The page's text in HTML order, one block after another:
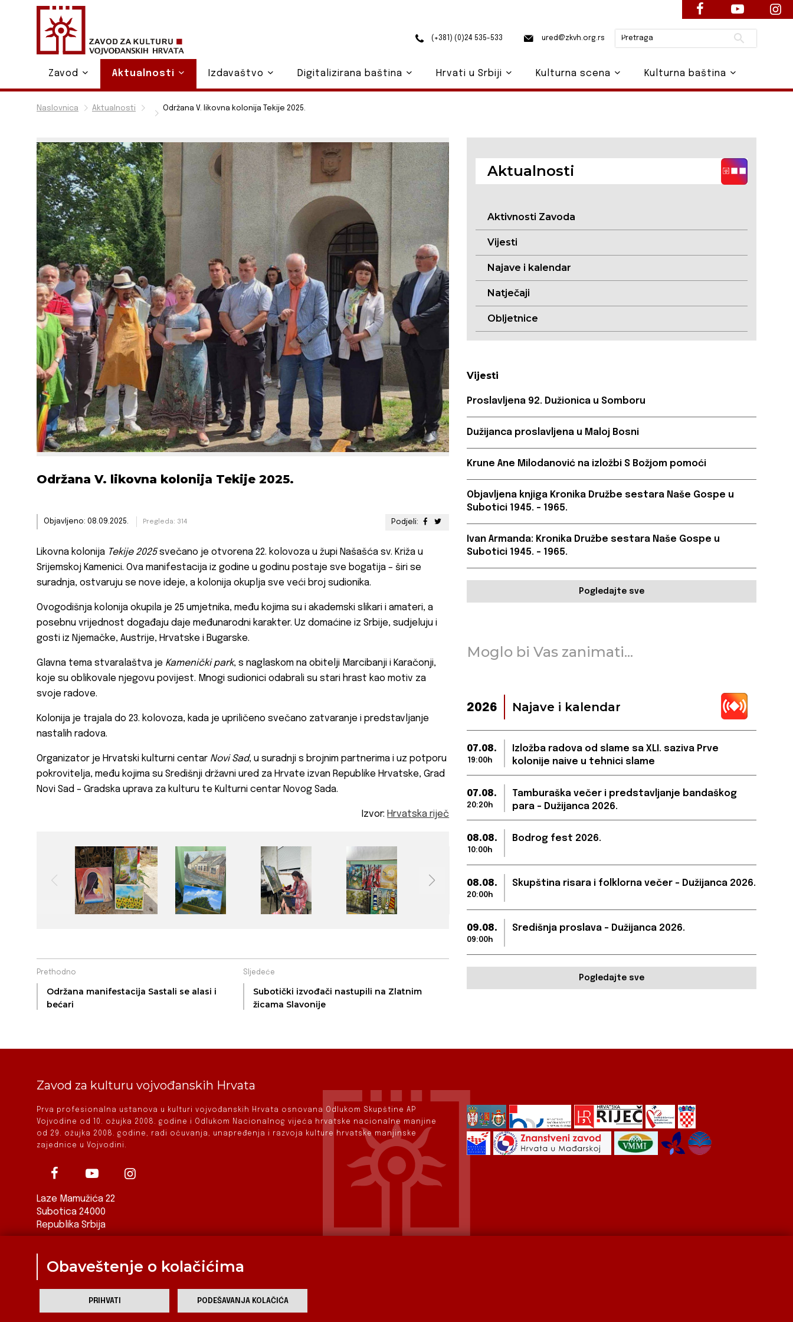
Naslovnica Aktualnosti Održana V. likovna kolonija Tekije 2025.
Održana V. likovna kolonija Tekije 2025.
Podjeli:
Objavljeno: 08.09.2025. Pregleda: 314
Likovna kolonija Tekije 2025 svečano je otvorena 22. kolovoza u župi Našašća sv. Križa u
Srijemskoj Kamenici. Ova manifestacija iz godine u godinu postaje sve bogatija – širi se
suradnja, ostvaruju se nove ideje, a kolonija okuplja sve veći broj sudionika.
Ovogodišnja kolonija okupila je 25 umjetnika, među kojima su i akademski slikari i amateri, a
posebnu vrijednost događaju daje međunarodni karakter. Uz domaćine iz Srbije, sudjeluju i
gosti iz Njemačke, Austrije, Hrvatske i Bugarske.
Glavna tema stvaralaštva je Kamenički park, s naglaskom na obitelji Marcibanji i Karačonji,
koje su oblikovale njegovu povijest. Mnogi sudionici odabrali su stari hrast kao motiv za
svoje radove.
Kolonija je trajala do 23. kolovoza, kada je upriličeno svečano zatvaranje i predstavljanje
nastalih radova.
Organizator je Hrvatski kulturni centar Novi Sad, u suradnji s brojnim partnerima i uz potporu
pokrovitelja, među kojima su Središnji državni ured za Hrvate izvan Republike Hrvatske, Grad
Novi Sad – Gradska uprava za kulturu te Kulturni centar Novog Sada.
Izvor:Hrvatska riječ
Prethodno
Održana manifestacija Sastali se alasi i
bećari
Sljedeće
Subotički izvođači nastupili na Zlatnim
žicama Slavonije
Aktualnosti
Aktivnosti Zavoda
Vijesti
Najave i kalendar
Natječaji
Obljetnice
Vijesti
Proslavljena 92. Dužionica u Somboru
Dužijanca proslavljena u Maloj Bosni
Krune Ane Milodanović na izložbi S Božjom pomoći
Objavljena knjiga Kronika Družbe sestara Naše Gospe u
Subotici 1945. – 1965.
Ivan Armanda: Kronika Družbe sestara Naše Gospe u
Subotici 1945. – 1965.
Pogledajte sve
Moglo bi Vas zanimati...
2026 Najave i kalendar
07.08.
19:00h
Izložba radova od slame sa XLI. saziva Prve
kolonije naive u tehnici slame
07.08.
20:20h
Tamburaška večer i predstavljanje bandaškog
para – Dužijanca 2026.
08.08.
10:00h
Bodrog fest 2026.
08.08.
20:00h
Skupština risara i folklorna večer – Dužijanca 2026.
09.08.
09:00h
Središnja proslava – Dužijanca 2026.
Pogledajte sve
Zavod za kulturu vojvođanskih Hrvata
Prva profesionalna ustanova u kulturi vojvođanskih Hrvata osnovana Odlukom Skupštine AP
Vojvodine od 10. ožujka 2008. godine i Odlukom Nacionalnog vijeća hrvatske nacionalne manjine
od 29. ožujka 2008. godine, radi očuvanja, unapređenja i razvoja kulture hrvatske manjinske
zajednice u Vojvodini.
Laze Mamužića 22
Subotica 24000
Republika Srbija
Zavod
Obaveštenje o kolačićima
PRIHVATI PODEŠAVANJA KOLAČIĆA
(+381) (0)24 535-533 ured@zkvh.org.rs Pretraži
Zavod Aktualnosti Izdavaštvo Digitalizirana baština Hrvati u Srbiji Kulturna scena Kulturna baština